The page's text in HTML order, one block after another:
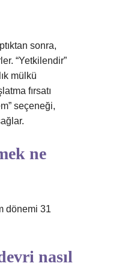
sonra,
“Yetkilendir”
mülkü
fırsatı
seçeneği,
ne
dönemi 31
nasıl